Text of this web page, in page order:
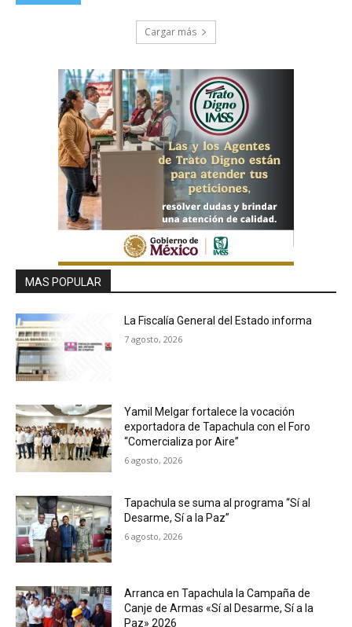
Cargar más
MAS POPULAR
La Fiscalía General del Estado informa
7 agosto, 2026
Yamil Melgar fortalece la vocación
exportadora de Tapachula con el Foro
“Comercializa por Aire”
6 agosto, 2026
Tapachula se suma al programa “Sí al
Desarme, Sí a la Paz”
6 agosto, 2026
Arranca en Tapachula la Campaña de
Canje de Armas «Sí al Desarme, Sí a la
Paz» 2026